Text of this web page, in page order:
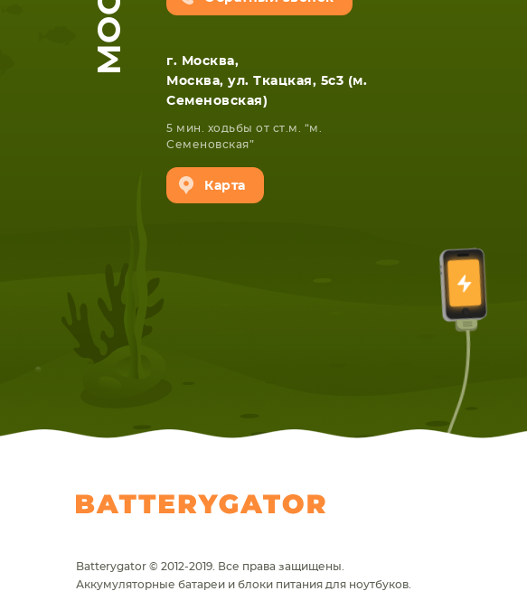
г. Москва,
Москва, ул. Ткацкая, 5с3 (м.
Семеновская)
5 мин. ходьбы от ст.м. “м.
Семеновская”
Карта
Batterygator © 2012-2019. Все права защищены.
Аккумуляторные батареи и блоки питания для ноутбуков.